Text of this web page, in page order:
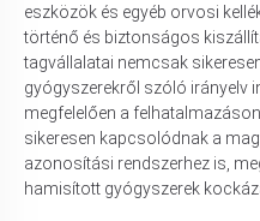
eszközök és egyéb orvosi
történő és biztonságos
tagvállalatai nemcsak
gyógyszerekről szóló irányelv
megfelelően a
sikeresen kapcsolódnak a
azonosítási rendszerhez is,
hamisított gyógyszerek